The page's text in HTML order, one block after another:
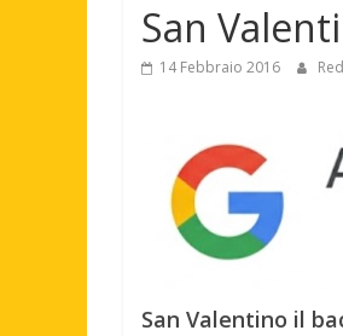
San
14 Febbraio 2016 Red
San Valentino il